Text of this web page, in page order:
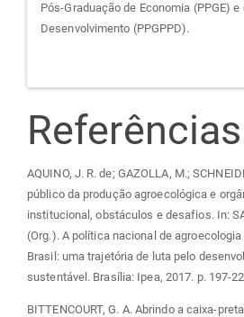
Pós-Graduação de Economia (PPGE)
Desenvolvimento (PPGPPD).
Referências
AQUINO, J. R. de; GAZOLLA, M.;
público da produção agroecológica e
institucional, obstáculos e desafios. In:
(Org.). A política nacional de
Brasil: uma trajetória de luta pelo
sustentável. Brasília: Ipea, 2017. p. 197-
BITTENCOURT, G. A. Abrindo a caixa-